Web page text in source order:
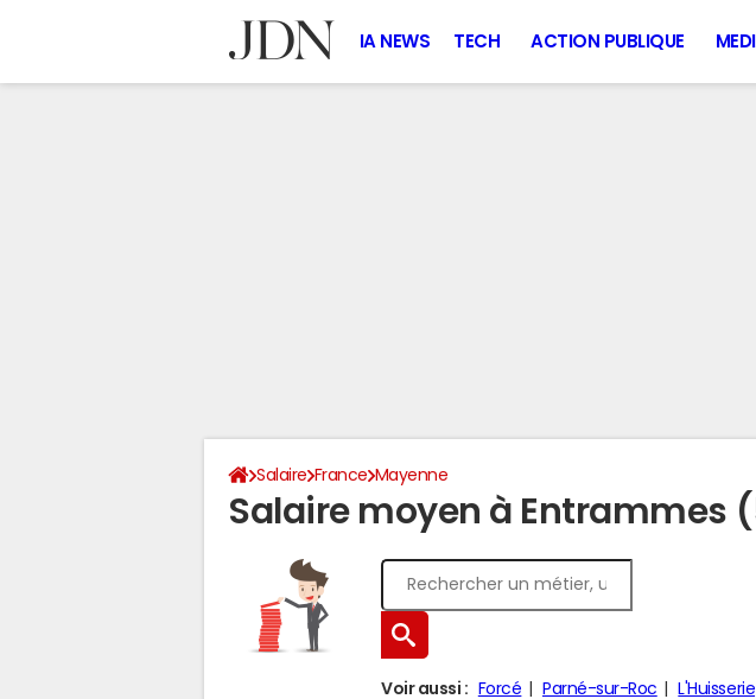
IA NEWS TECH ACTION PUBLIQUE
Salaire France Mayenne
Salaire moyen à Entrammes
Voir aussi : Forcé Parné-sur-Roc L'Huisserie